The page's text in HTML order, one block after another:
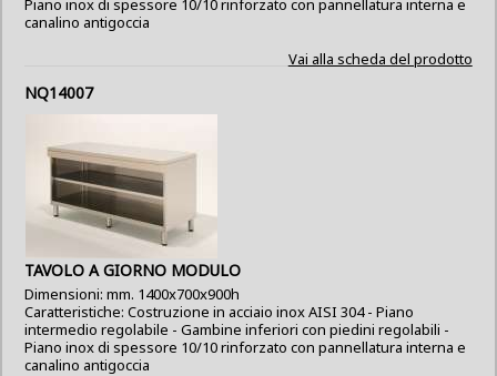
Piano inox di spessore 10/10 rinforzato con pannellatura interna e
canalino antigoccia
Vai alla scheda del prodotto
NQ14007
TAVOLO A GIORNO MODULO
Dimensioni: mm. 1400x700x900h
Caratteristiche: Costruzione in acciaio inox AISI 304 - Piano
intermedio regolabile - Gambine inferiori con piedini regolabili -
Piano inox di spessore 10/10 rinforzato con pannellatura interna e
canalino antigoccia